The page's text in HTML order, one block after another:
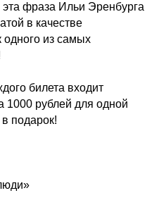
фраза Ильи Эренбурга
в качестве
из самых
билета входит
1000 рублей для одной
подарок!